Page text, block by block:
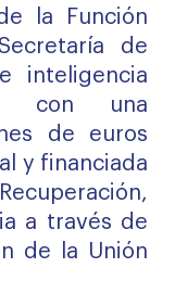
la Función
de
inteligencia
con una
de euros
y financiada
a través de
de la Unión